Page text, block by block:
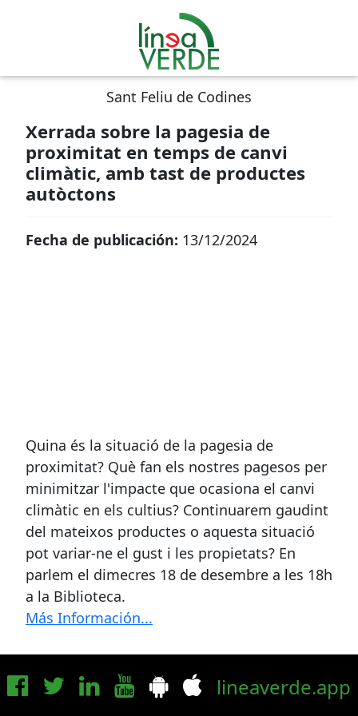
Sant Feliu de Codines
Xerrada sobre la pagesia de
proximitat en temps de canvi
climàtic, amb tast de productes
autòctons
Fecha de publicación: 13/12/2024
Quina és la situació de la pagesia de
proximitat? Què fan els nostres pagesos per
minimitzar l'impacte que ocasiona el canvi
climàtic en els cultius? Continuarem gaudint
del mateixos productes o aquesta situació
pot variar-ne el gust i les propietats? En
parlem el dimecres 18 de desembre a les 18h
a la Biblioteca.
Más Información...
lineaverde.app